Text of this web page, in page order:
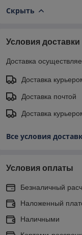
Скрыть
Условия доставки
Доставка
Доставка
Доставка почтой
Доставка
Все условия
Условия оплаты
Безналичный
Наложенный
Наличными